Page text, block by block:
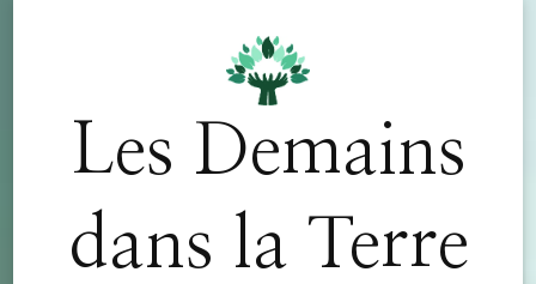
d'achat - CODE : CKDO10
Les Demains
dans la Terre